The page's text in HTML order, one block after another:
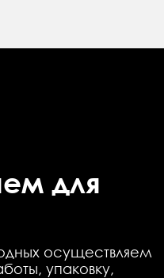
для
осуществляем
упаковку,